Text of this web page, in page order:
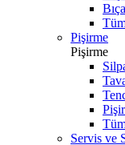
Pişirme
Pişirme
Servis ve